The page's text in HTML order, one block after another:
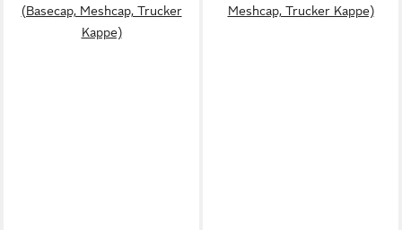
(Basecap, Meshcap, Trucker
Kappe)
Meshcap, Trucker Kappe)